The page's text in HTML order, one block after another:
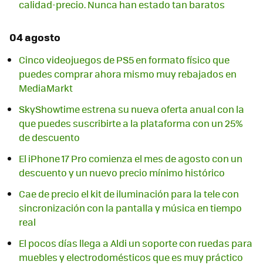
calidad-precio. Nunca han estado tan baratos
04 agosto
Cinco videojuegos de PS5 en formato físico que
puedes comprar ahora mismo muy rebajados en
MediaMarkt
SkyShowtime estrena su nueva oferta anual con la
que puedes suscribirte a la plataforma con un 25%
de descuento
El iPhone 17 Pro comienza el mes de agosto con un
descuento y un nuevo precio mínimo histórico
Cae de precio el kit de iluminación para la tele con
sincronización con la pantalla y música en tiempo
real
El pocos días llega a Aldi un soporte con ruedas para
muebles y electrodomésticos que es muy práctico